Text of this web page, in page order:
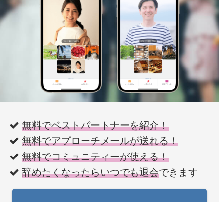
無料でベストパートナーを紹介！
無料でアプローチメールが送れる！
無料でコミュニティーが使える！
辞めたくなったらいつでも退会できます